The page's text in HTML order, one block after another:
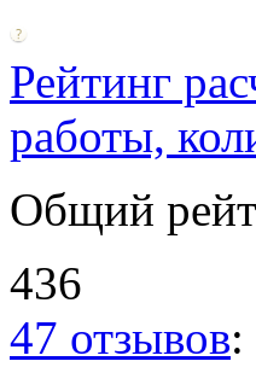
Рейтинг
работы,
Общий
436
47 отзывов: